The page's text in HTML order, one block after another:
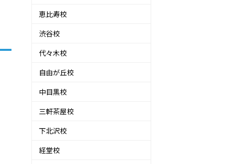
恵比寿校
渋谷校
代々木校
自由が丘校
中目黒校
三軒茶屋校
下北沢校
経堂校